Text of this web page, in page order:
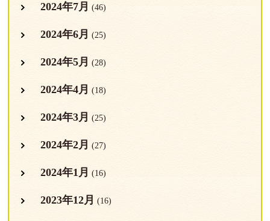
2024年7月 (46)
2024年6月 (25)
2024年5月 (28)
2024年4月 (18)
2024年3月 (25)
2024年2月 (27)
2024年1月 (16)
2023年12月 (16)